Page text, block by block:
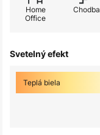
Home
Office
Chodba
Svetelný efekt
Teplá biela